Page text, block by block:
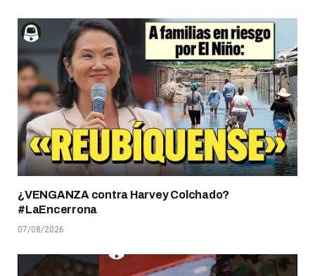
¿VENGANZA contra Harvey Colchado?
#LaEncerrona
07/08/2026